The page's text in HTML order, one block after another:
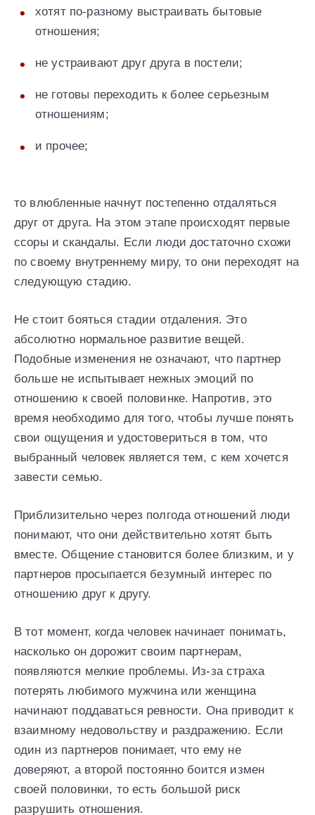
хотят по-разному выстраивать бытовые
отношения;
не устраивают друг друга в постели;
не готовы переходить к более серьезным
отношениям;
и прочее;
то влюбленные начнут постепенно отдаляться
друг от друга. На этом этапе происходят первые
ссоры и скандалы. Если люди достаточно схожи
по своему внутреннему миру, то они переходят на
следующую стадию.
Не стоит бояться стадии отдаления. Это
абсолютно нормальное развитие вещей.
Подобные изменения не означают, что партнер
больше не испытывает нежных эмоций по
отношению к своей половинке. Напротив, это
время необходимо для того, чтобы лучше понять
свои ощущения и удостовериться в том, что
выбранный человек является тем, с кем хочется
завести семью.
Приблизительно через полгода отношений люди
понимают, что они действительно хотят быть
вместе. Общение становится более близким, и у
партнеров просыпается безумный интерес по
отношению друг к другу.
В тот момент, когда человек начинает понимать,
насколько он дорожит своим партнерам,
появляются мелкие проблемы. Из-за страха
потерять любимого мужчина или женщина
начинают поддаваться ревности. Она приводит к
взаимному недовольству и раздражению. Если
один из партнеров понимает, что ему не
доверяют, а второй постоянно боится измен
своей половинки, то есть большой риск
разрушить отношения.